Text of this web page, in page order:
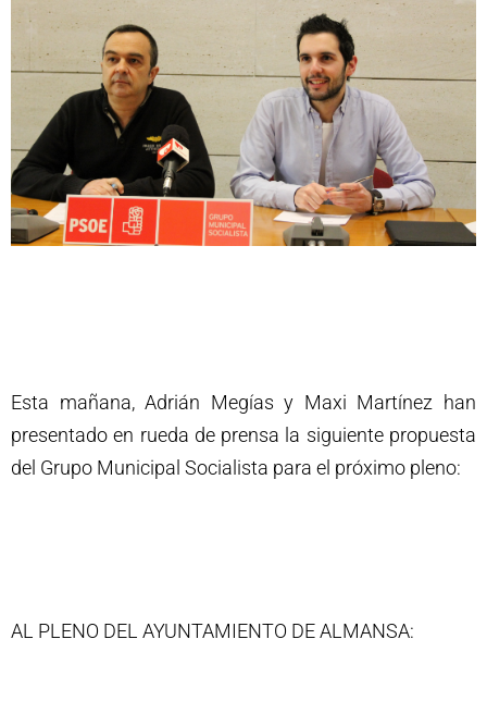
Esta mañana, Adrián Megías y Maxi Martínez han
presentado en rueda de prensa la siguiente propuesta
del Grupo Municipal Socialista para el próximo pleno:
AL PLENO DEL AYUNTAMIENTO DE ALMANSA: